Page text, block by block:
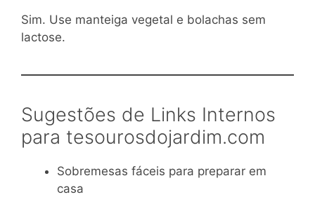
Sim. Use manteiga vegetal e bolachas sem
lactose.
Sugestões de Links Internos
para tesourosdojardim.com
Sobremesas fáceis para preparar em
casa